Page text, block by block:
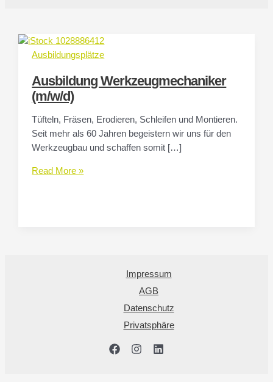
Ausbildungsplätze
Ausbildung Werkzeugmechaniker
(m/w/d)
Tüfteln, Fräsen, Erodieren, Schleifen und Montieren.
Seit mehr als 60 Jahren begeistern wir uns für den
Werkzeugbau und schaffen somit […]
Ausbildung
Read More »
Impressum
AGB
Datenschutz
Privatsphäre